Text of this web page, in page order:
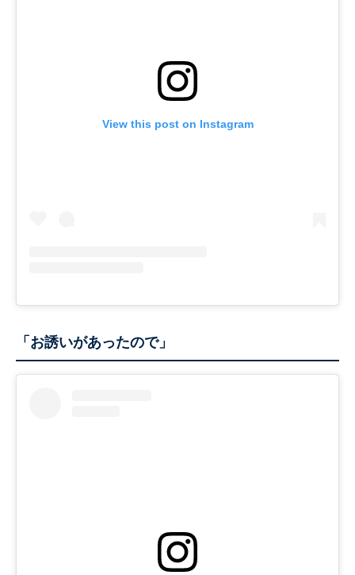
View this post on Instagram
「お誘いがあったので」